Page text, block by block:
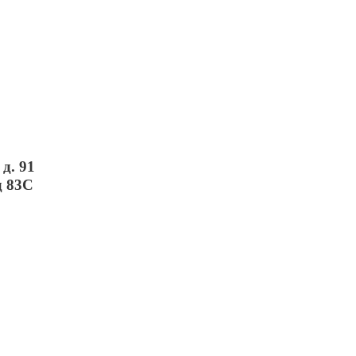
91
83С